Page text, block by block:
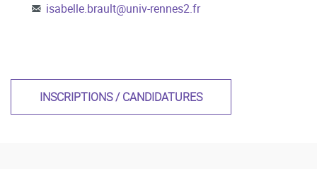
isabelle.brault@univ-rennes2.fr
INSCRIPTIONS / CANDIDATURES